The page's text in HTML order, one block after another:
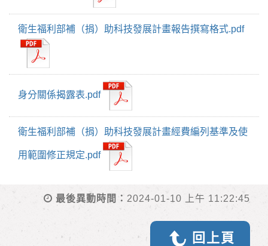
衛生福利部補（捐）助科技發展計畫報告撰寫格式.pdf
身分關係揭露表.pdf
衛生福利部補（捐）助科技發展計畫經費編列基準及使
用範圍修正規定.pdf
最後異動時間： 2024-01-10 上午 11:22:45
回上頁